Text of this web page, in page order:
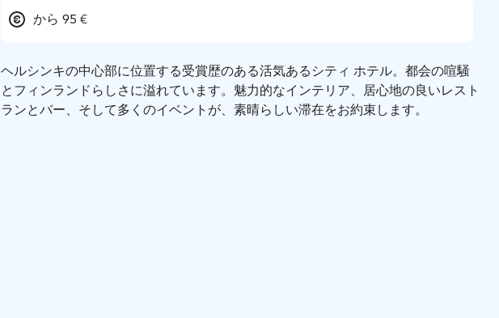
から 95 €
ヘルシンキの中心部に位置する受賞歴のある活気あるシティ ホテル。都会の喧騒
とフィンランドらしさに溢れています。魅力的なインテリア、居心地の良いレスト
ランとバー、そして多くのイベントが、素晴らしい滞在をお約束します。